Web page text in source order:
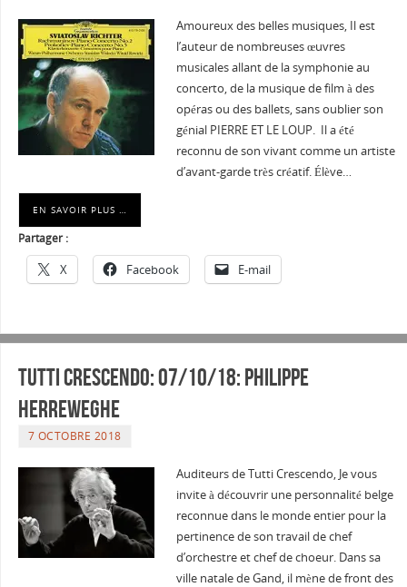
Amoureux des belles musiques, Il est
l’auteur de nombreuses œuvres
musicales allant de la symphonie au
concerto, de la musique de film à des
opéras ou des ballets, sans oublier son
génial PIERRE ET LE LOUP. Il a été
reconnu de son vivant comme un artiste
d’avant-garde très créatif. Élève…
EN SAVOIR PLUS …
Partager :
X Facebook E-mail
Tutti Crescendo: 07/10/18: Philippe
HERREWEGHE
7 OCTOBRE 2018
Auditeurs de Tutti Crescendo, Je vous
invite à découvrir une personnalité belge
reconnue dans le monde entier pour la
pertinence de son travail de chef
d’orchestre et chef de choeur. Dans sa
ville natale de Gand, il mène de front des